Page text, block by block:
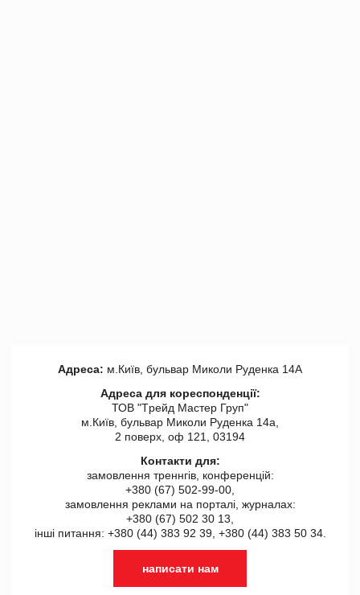
Адреса: м.Київ, бульвар Миколи Руденка 14А
Адреса для кореспонденції:
ТОВ "Tрейд Мастер Груп"
м.Київ, бульвар Миколи Руденка 14а,
2 поверх, оф 121, 03194
Контакти для:
замовлення треннгів, конференцій:
+380 (67) 502-99-00,
замовлення реклами на порталі, журналах:
+380 (67) 502 30 13,
інші питання: +380 (44) 383 92 39, +380 (44) 383 50 34.
написати нам